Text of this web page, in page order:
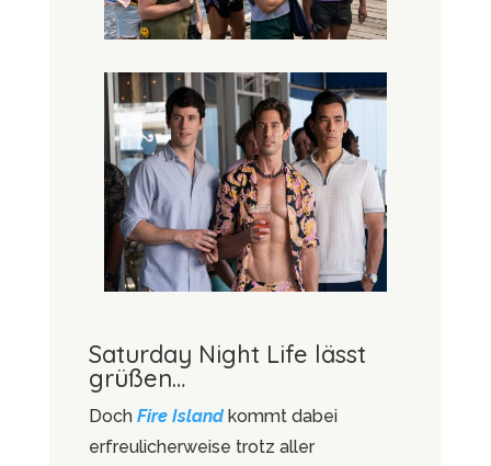
Saturday Night Life lässt
grüßen…
Doch Fire Islandkommt dabei
erfreulicherweise trotz aller